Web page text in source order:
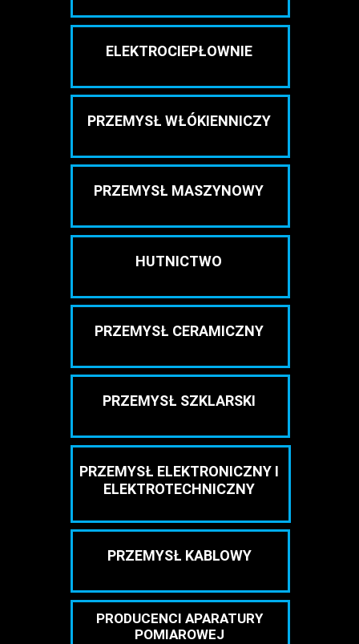
ELEKTROCIEPŁOWNIE
PRZEMYSŁ WŁÓKIENNICZY
PRZEMYSŁ MASZYNOWY
HUTNICTWO
PRZEMYSŁ CERAMICZNY
PRZEMYSŁ SZKLARSKI
PRZEMYSŁ ELEKTRONICZNY I
ELEKTROTECHNICZNY
PRZEMYSŁ KABLOWY
PRODUCENCI APARATURY
POMIAROWEJ